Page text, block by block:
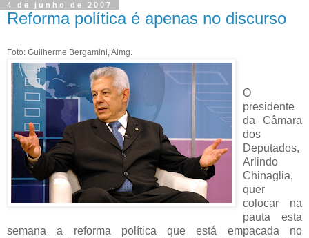
4 de junho de 2007
Reforma política é apenas no discurso
Foto: Guilherme Bergamini, Almg.
O
presidente
da Câmara
dos
Deputados,
Arlindo
Chinaglia,
quer
colocar na
pauta esta
semana a reforma política que está empacada no